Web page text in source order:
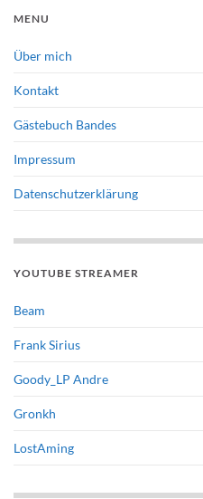
MENU
Über mich
Kontakt
Gästebuch Bandes
Impressum
Datenschutzerklärung
YOUTUBE STREAMER
Beam
Frank Sirius
Goody_LP Andre
Gronkh
LostAming